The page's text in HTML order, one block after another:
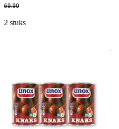
69.90
2 stuks